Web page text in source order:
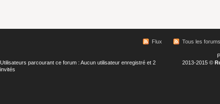
Flux Tous les forums
Utilisateurs parcourant ce forum : Aucun utilisateur enregistré et 2
invités
2013-2015 ©